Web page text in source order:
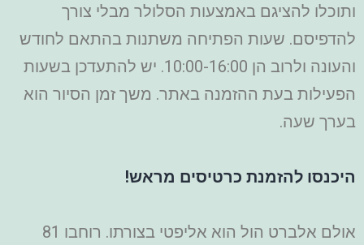
ותוכלו להציגם באמצעות הסלולר מבלי צורך
להדפיסם. שעות הפתיחה משתנות בהתאם לחודש
והעונה ולרוב הן 10:00-16:00. יש להתעדכן בשעות
הפעילות בעת ההזמנה באתר. משך זמן הסיור הוא
בערך שעה.
היכנסו להזמנת כרטיסים מראש!
אולם אלברט הול הוא אליפטי בצורתו. רוחבו 81